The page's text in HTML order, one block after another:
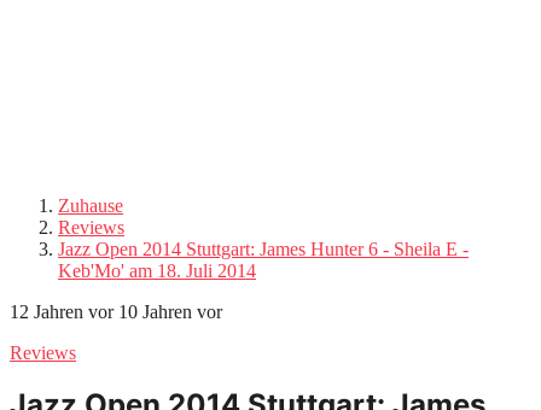
Zuhause
Reviews
Jazz Open 2014 Stuttgart: James Hunter 6 - Sheila E -
Keb'Mo' am 18. Juli 2014
12 Jahren vor 10 Jahren vor
Reviews